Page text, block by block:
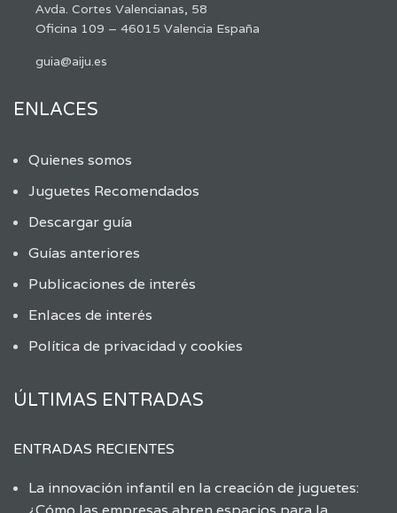
Avda. Cortes Valencianas, 58
Oficina 109 – 46015 Valencia España
guia@aiju.es
ENLACES
Quienes somos
Juguetes Recomendados
Descargar guía
Guías anteriores
Publicaciones de interés
Enlaces de interés
Política de privacidad y cookies
ÚLTIMAS ENTRADAS
ENTRADAS RECIENTES
La innovación infantil en la creación de juguetes: